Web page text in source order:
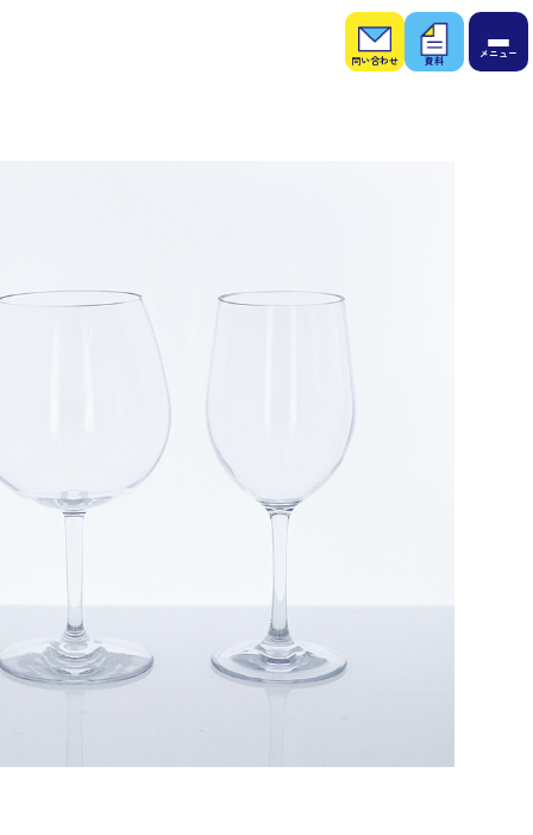
お問
い合
わせ
お役
立ち
資料